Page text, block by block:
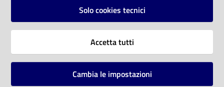
Vai alla pagina
Solo cookies tecnici
Accetta tutti
Cambia le impostazioni